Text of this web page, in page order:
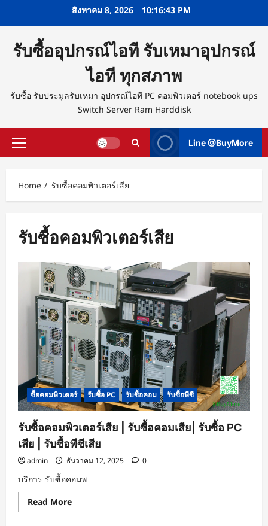
สิงหาคม 8, 2026 10:16:44 PM
รับซื้ออุปกรณ์ไอที รับเหมาอุปกรณ์
ไอที ทุกสภาพ
รับซื้อ รับประมูลรับเหมา อุปกรณ์ไอที PC คอมพิวเตอร์ notebook ups
Switch Server Ram Harddisk
Primary
Line @BuyMore
Home รับซื้อคอมพิวเตอร์เสีย
รับซื้อคอมพิวเตอร์เสีย
ซื้อคอมพิวเตอร์ รับซื้อ PC รับซื้อคอม รับซื้อพีซี
รับซื้อคอมพิวเตอร์เสีย | รับซื้อคอมเสีย| รับซื้อ PC
เสีย | รับซื้อพีซีเสีย
admin ธันวาคม 12, 2025 0
บริการ รับซื้อคอมพ
Read MoreRead
more